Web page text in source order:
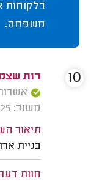
בלקוחות
משפחה.
רות
אשרור: 07/05/
משוב: 05/01/2025
תיאור
בניית
חוות
10